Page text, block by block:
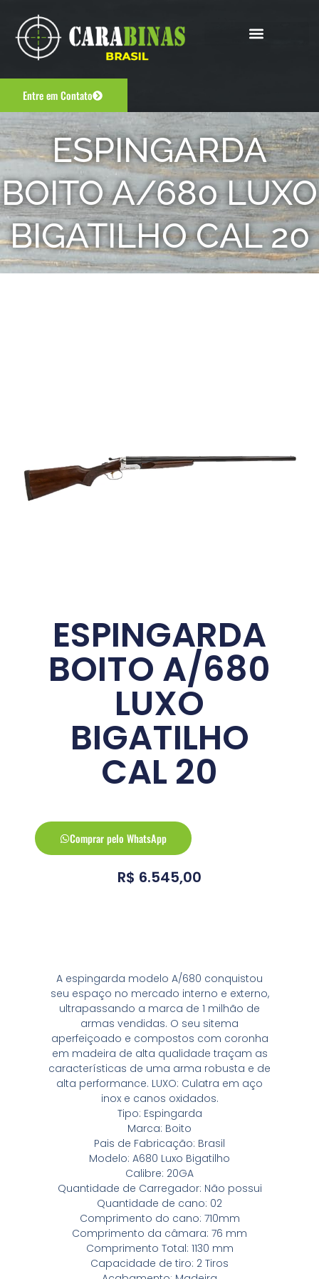
Entre em Contato
ESPINGARDA
BOITO A/680 LUXO
BIGATILHO CAL 20
ESPINGARDA
BOITO A/680
LUXO
BIGATILHO
CAL 20
Comprar pelo WhatsApp
R$ 6.545,00
A espingarda modelo A/680 conquistou
seu espaço no mercado interno e externo,
ultrapassando a marca de 1 milhão de
armas vendidas. O seu sitema
aperfeiçoado e compostos com coronha
em madeira de alta qualidade traçam as
características de uma arma robusta e de
alta performance. LUXO: Culatra em aço
inox e canos oxidados.
Tipo: Espingarda
Marca: Boito
Pais de Fabricação: Brasil
Modelo: A680 Luxo Bigatilho
Calibre: 20GA
Quantidade de Carregador: Não possui
Quantidade de cano: 02
Comprimento do cano: 710mm
Comprimento da câmara: 76 mm
Comprimento Total: 1130 mm
Capacidade de tiro: 2 Tiros